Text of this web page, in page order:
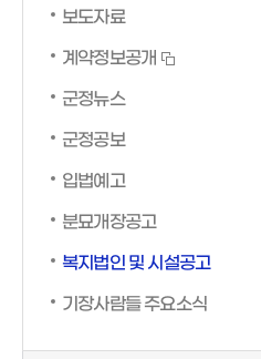
보도자료
계약정보공개
군정뉴스
군정공보
입법예고
분묘개장공고
복지법인 및 시설공고
기장사람들 주요소식